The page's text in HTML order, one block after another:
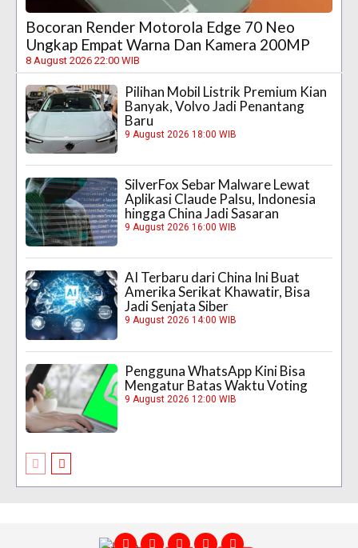
Bocoran Render Motorola Edge 70 Neo
Ungkap Empat Warna Dan Kamera 200MP
8 August 2026 22:00 WIB
Pilihan Mobil Listrik Premium Kian
Banyak, Volvo Jadi Penantang
Baru
9 August 2026 18:00 WIB
SilverFox Sebar Malware Lewat
Aplikasi Claude Palsu, Indonesia
hingga China Jadi Sasaran
9 August 2026 16:00 WIB
AI Terbaru dari China Ini Buat
Amerika Serikat Khawatir, Bisa
Jadi Senjata Siber
9 August 2026 14:00 WIB
Pengguna WhatsApp Kini Bisa
Mengatur Batas Waktu Voting
9 August 2026 12:00 WIB